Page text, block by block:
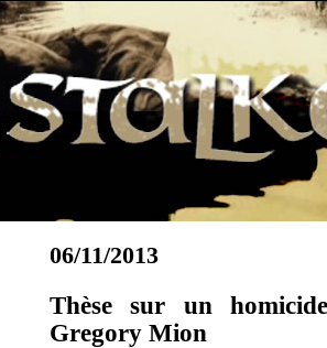
06/11/2013
Thèse sur un
Gregory Mion